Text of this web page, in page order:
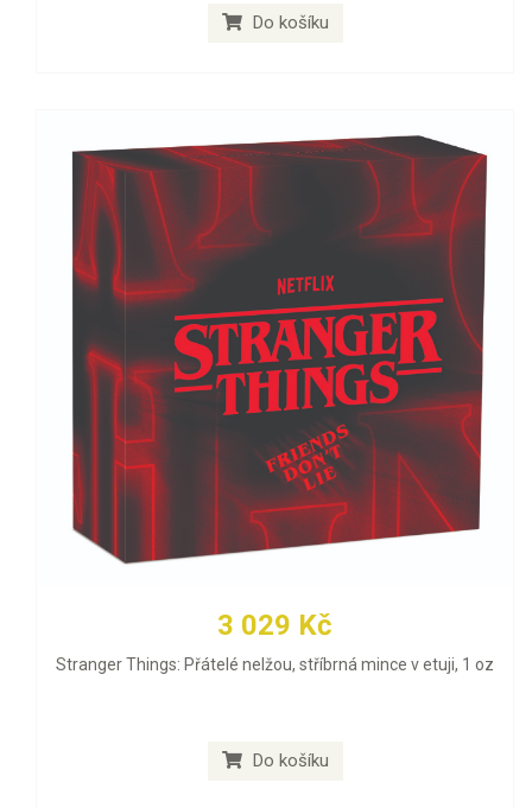
Do košíku
3 029 Kč
Stranger Things: Přátelé nelžou, stříbrná mince v etuji, 1 oz
Do košíku